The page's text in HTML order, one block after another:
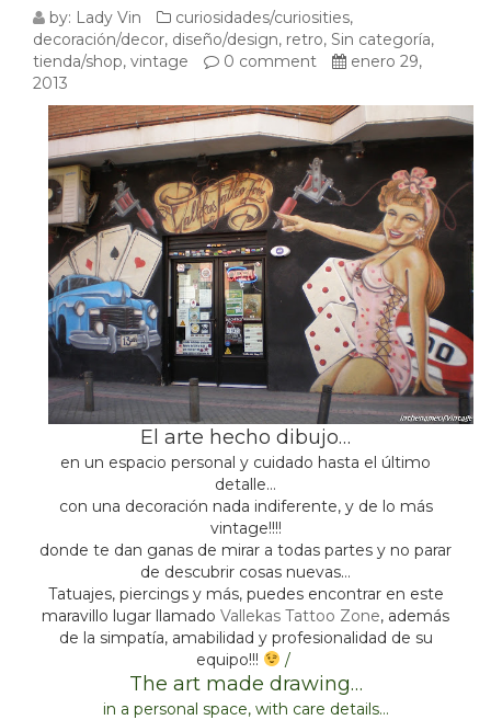
VALLEKAS
TATTOO
ZONE
&
VINTAGE
by: Lady Vin curiosidades/curiosities,
decoración/decor, diseño/design, retro, Sin categoría,
tienda/shop, vintage 0 comment
enero 29,
2013
El arte hecho dibujo…
en un espacio personal y cuidado hasta el último
detalle…
con una decoración nada indiferente, y de lo más
vintage!!!!
donde te dan ganas de mirar a todas partes y no parar
de descubrir cosas nuevas…
Tatuajes, piercings y más, puedes encontrar en este
maravillo lugar llamado Vallekas Tattoo Zone, además
de la simpatía, amabilidad y profesionalidad de su
equipo!!!
/
The art made drawing…
in a personal space, with care details…